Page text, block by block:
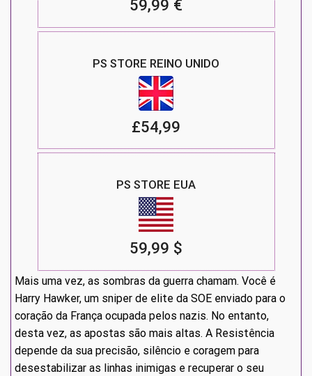
59,99 €
PS STORE REINO UNIDO
£54,99
PS STORE EUA
59,99 $
Mais uma vez, as sombras da guerra chamam. Você é
Harry Hawker, um sniper de elite da SOE enviado para o
coração da França ocupada pelos nazis. No entanto,
desta vez, as apostas são mais altas. A Resistência
depende da sua precisão, silêncio e coragem para
desestabilizar as linhas inimigas e recuperar o seu